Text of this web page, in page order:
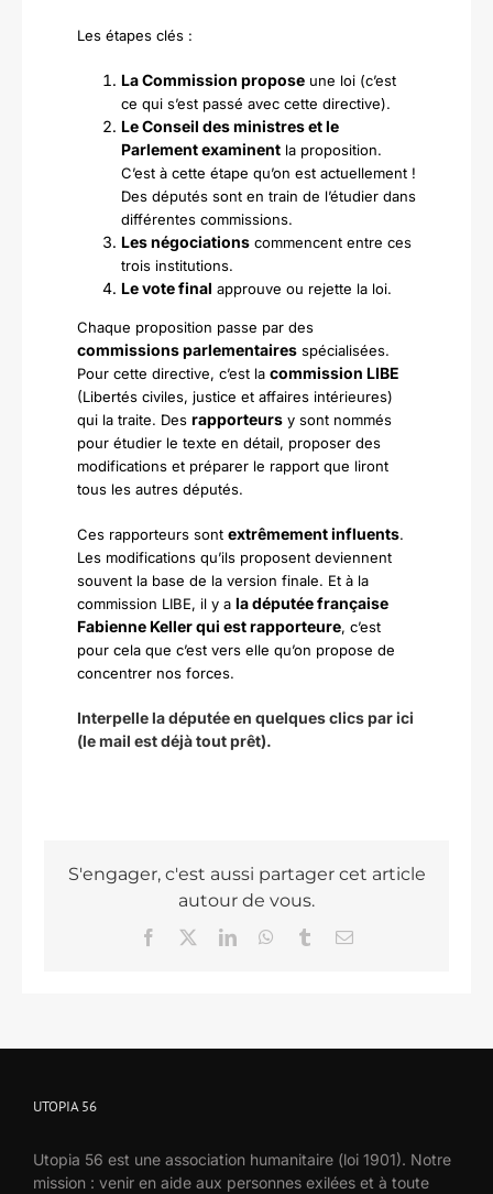
Les étapes clés :
La Commission proposeune loi (c’est
ce qui s’est passé avec cette directive).
Le Conseil des ministres et le
Parlement examinentla proposition.
C’est à cette étape qu’on est actuellement !
Des députés sont en train de l’étudier dans
différentes commissions.
Les négociationscommencent entre ces
trois institutions.
Le vote final approuve ou rejette la loi.
Chaque proposition passe par des
commissions parlementairesspécialisées.
Pour cette directive, c’est la commission LIBE
(Libertés civiles, justice et affaires intérieures)
qui la traite. Des rapporteursy sont nommés
pour étudier le texte en détail, proposer des
modifications et préparer le rapport que liront
tous les autres députés.
Ces rapporteurs sont extrêmement influents.
Les modifications qu’ils proposent deviennent
souvent la base de la version finale. Et à la
commission LIBE, il y a la députée française
Fabienne Keller qui est rapporteure, c’est
pour cela que c’est vers elle qu’on propose de
concentrer nos forces.
Interpelle la députée en quelques clics par ici
(le mail est déjà tout prêt).
S'engager, c'est aussi partager cet article
autour de vous.
Facebook LinkedInWhatsAppTumblrEmail
UTOPIA 56
Utopia 56 est une association humanitaire (loi 1901). Notre
mission : venir en aide aux personnes exilées et à toute